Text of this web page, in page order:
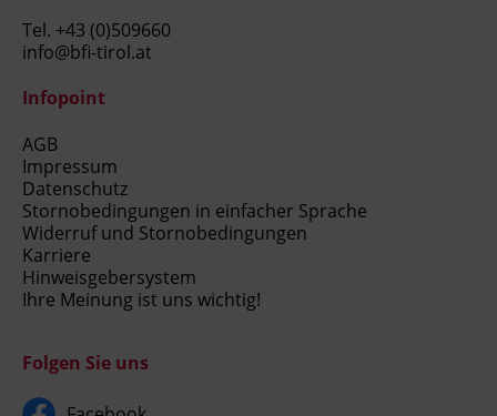
Tel. +43 (0)509660
info@bfi-tirol.at
Infopoint
AGB
Impressum
Datenschutz
Stornobedingungen in einfacher Sprache
Widerruf und Stornobedingungen
Karriere
Hinweisgebersystem
Ihre Meinung ist uns wichtig!
Folgen Sie uns